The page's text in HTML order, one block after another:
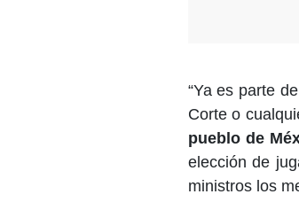
“Ya es parte
Corte o
pueblo de
elección de
ministros los